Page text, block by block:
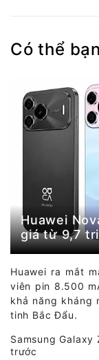
Có thể
Huawei
giá từ 9,7
Huawei ra mắt
viên pin 8.500
khả năng kháng
tinh Bắc Đẩu.
Samsung
trước